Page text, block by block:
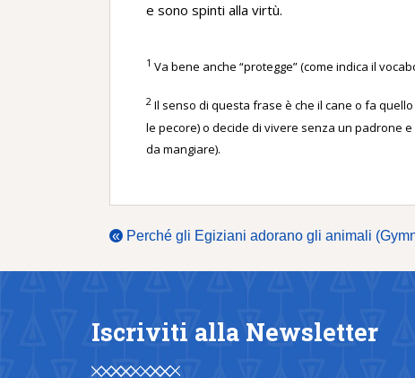
e sono spinti alla virtù.
1 Va bene anche “protegge” (come indica il
2 Il senso di questa frase è che il cane o fa
le pecore) o decide di vivere senza un padrone
da mangiare).
« Perché gli Egiziani adorano gli animali
Iscriviti alla Newsletter